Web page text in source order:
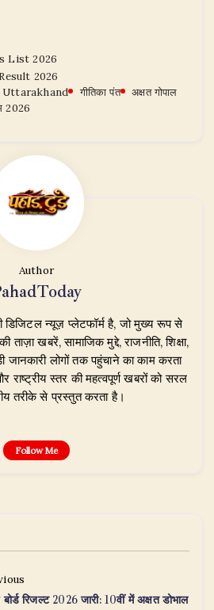
List 2026
2026
गीतिका पंत
अक्षत गोपाल
2026
Author
न्यूज़ प्लेटफॉर्म है, जो मुख्य रूप से
ताज़ा खबरें, सामाजिक मुद्दे, राजनीति, शिक्षा,
लोगों तक पहुंचाने का काम करता
राष्ट्रीय स्तर की महत्वपूर्ण खबरों को सरल
तरीके से प्रस्तुत करता है।
Follow Me
रिजल्ट 2026 जारी: 10वीं में अक्षत डोभाल